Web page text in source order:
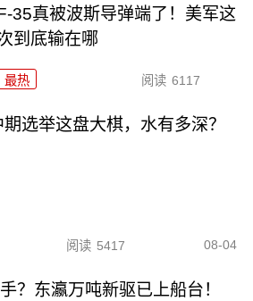
35真被波斯导弹端了！美军这
到底输在哪
最热 阅读 6117
选举这盘大棋，水有多深？
阅读 5417 08-04
？东瀛万吨新驱已上船台！